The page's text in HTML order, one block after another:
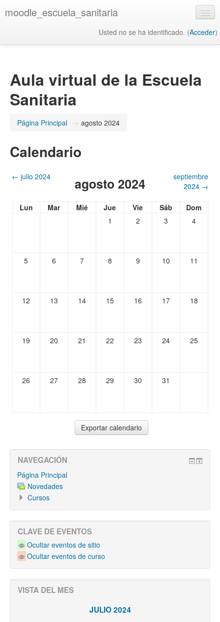
moodle_escuela_sanitaria
Usted no se ha identificado. (Acceder)
Aula virtual de la Escuela
Sanitaria
Página Principal → agosto 2024
Calendario
← julio 2024 agosto 2024
septiembre
2024 →
Lun Mar Mié Jue Vie Sáb
Dom
1
2 3 4
5 6 7 8 9 10 11
12 13 14 15 16 17 18
19 20 21 22 23 24 25
26 27 28 29 30 31
NAVEGACIÓN
Página Principal
Novedades
Cursos
CLAVE DE EVENTOS
Ocultar eventos de sitio
Ocultar eventos de curso
VISTA DEL MES
JULIO 2024